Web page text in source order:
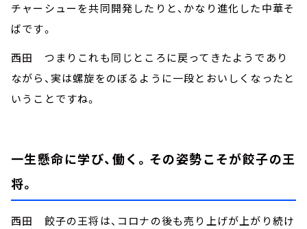
チャーシューを共同開発したりと、かなり進化した中華そ
ばです。
西田 つまりこれも同じところに戻ってきたようであり
ながら、実は螺旋をのぼるように一段とおいしくなったと
いうことですね。
一生懸命に学び、働く。その姿勢こそが餃子の王
将。
西田 餃子の王将は、コロナの後も売り上げが上がり続け